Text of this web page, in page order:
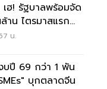
ฮ! รัฐบาลพร้อมจัด
าน ไตรมาสแรก
น.
บปี 69 กว่า 1 พัน
บุกตลาดจีน